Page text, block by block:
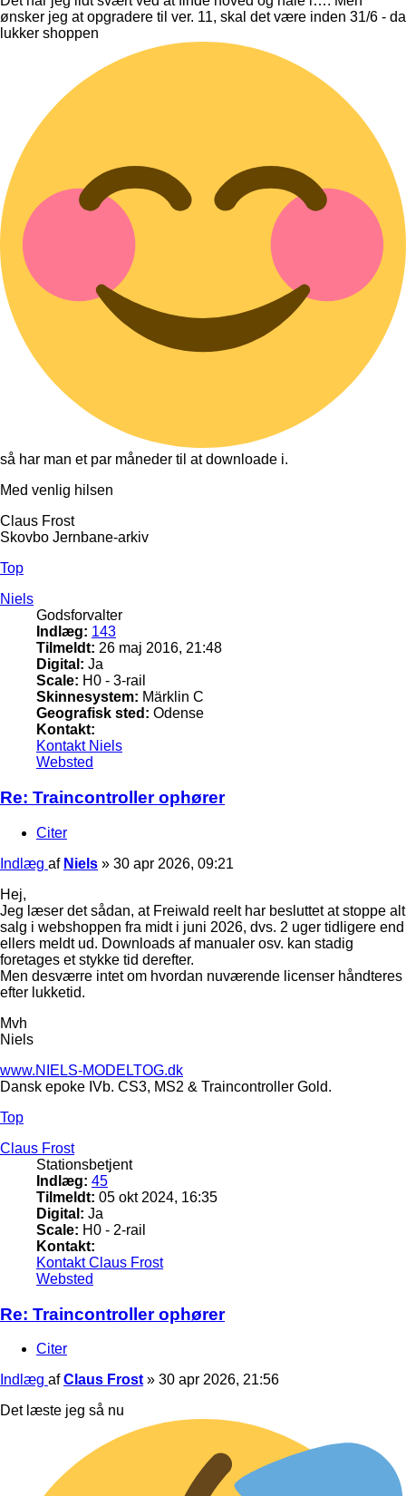
ønsker jeg at opgradere til ver. 11, skal det være inden 31/6 - da
lukker shoppen
så har man et par måneder til at downloade i.
Med venlig hilsen
Claus Frost
Skovbo Jernbane-arkiv
Top
Niels
Godsforvalter
Indlæg: 143
Tilmeldt: 26 maj 2016, 21:48
Digital: Ja
Scale: H0 - 3-rail
Skinnesystem: Märklin C
Geografisk sted: Odense
Kontakt:
Kontakt Niels
Websted
Re: Traincontroller ophører
Citer
Indlæg af Niels » 30 apr 2026, 09:21
Hej,
Jeg læser det sådan, at Freiwald reelt har besluttet at stoppe alt
salg i webshoppen fra midt i juni 2026, dvs. 2 uger tidligere end
ellers meldt ud. Downloads af manualer osv. kan stadig
foretages et stykke tid derefter.
Men desværre intet om hvordan nuværende licenser håndteres
efter lukketid.
Mvh
Niels
www.NIELS-MODELTOG.dk
Dansk epoke IVb. CS3, MS2 & Traincontroller Gold.
Top
Claus Frost
Stationsbetjent
Indlæg: 45
Tilmeldt: 05 okt 2024, 16:35
Digital: Ja
Scale: H0 - 2-rail
Kontakt:
Kontakt Claus Frost
Websted
Re: Traincontroller ophører
Citer
Indlæg afClaus Frost » 30 apr 2026, 21:56
Det læste jeg så nu